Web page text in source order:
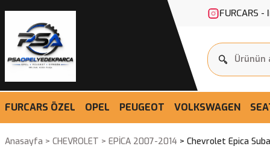
FURCARS
FURCARS ÖZEL OPEL PEUGEOT VOLKSWAGEN
Anasayfa CHEVROLET EPİCA 2007-2014 Chevrolet Epica